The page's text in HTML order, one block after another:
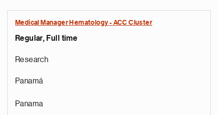
Medical Manager Hematology - ACC Cluster
Regular, Full time
Research
Panamá
Panama